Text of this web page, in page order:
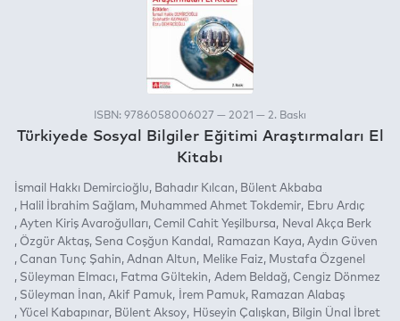
ISBN: 9786058006027 — 2021 — 2. Baskı
Türkiyede Sosyal Bilgiler Eğitimi Araştırmaları El
Kitabı
İsmail Hakkı Demircioğlu Bahadır Kılcan
Bülent Akbaba
Halil İbrahim Sağlam
Muhammed Ahmet Tokdemir
Ebru Ardıç
Ayten Kiriş Avaroğulları
Cemil Cahit Yeşilbursa
Neval Akça Berk
Özgür Aktaş Sena Coşğun Kandal Ramazan Kaya Aydın Güven
Canan Tunç Şahin Adnan Altun Melike Faiz
Mustafa Özgenel
Süleyman Elmacı
Fatma Gültekin Adem Beldağ
Cengiz Dönmez
Süleyman İnan Akif Pamuk İrem Pamuk
Ramazan Alabaş
Yücel Kabapınar
Bülent Aksoy Hüseyin Çalışkan
Bilgin Ünal İbret